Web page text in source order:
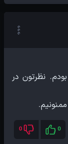
نظرتون در
0
0